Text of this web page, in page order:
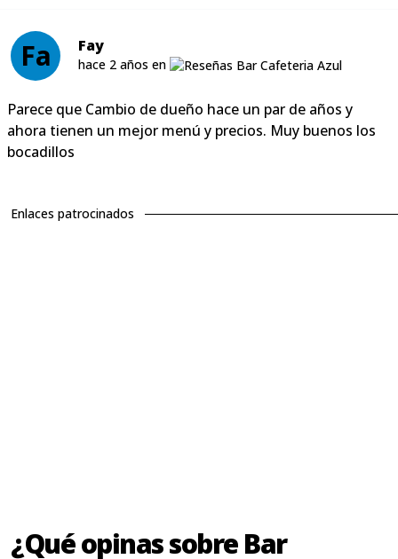
Fa Fay
hace 2 años en
Parece que Cambio de dueño hace un par de años y
ahora tienen un mejor menú y precios. Muy buenos los
bocadillos
Enlaces patrocinados
¿Qué opinas sobre Bar